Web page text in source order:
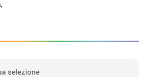
selezione